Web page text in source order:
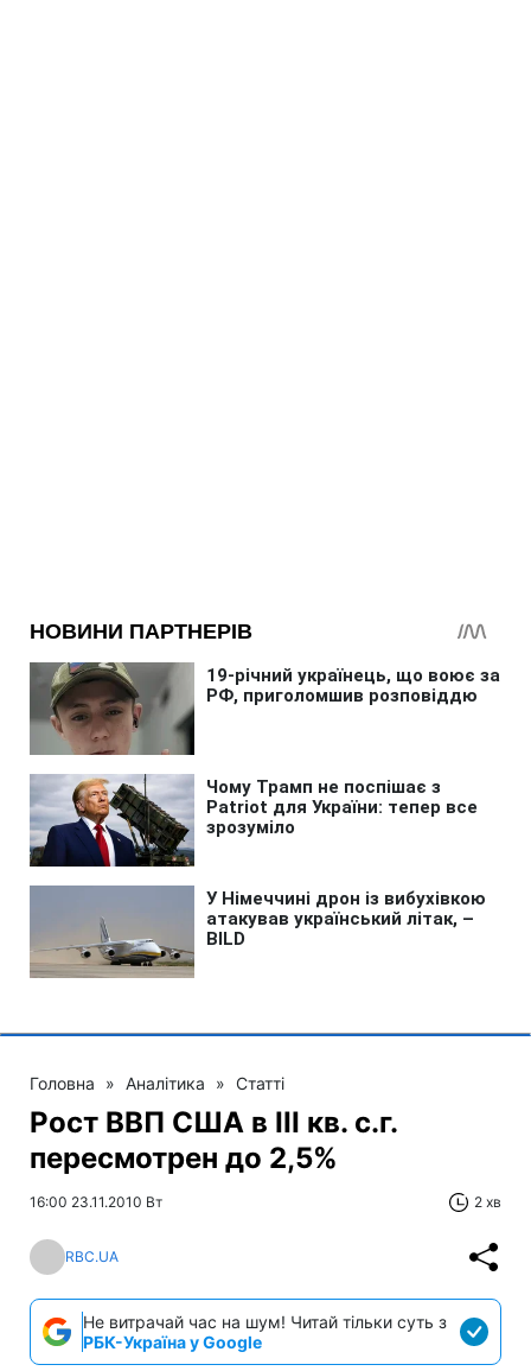
Головна » Аналітика » Статті
Рост ВВП США в III кв. с.г.
пересмотрен до 2,5%
16:00 23.11.2010 Вт 2 хв
RBC.UA
Не витрачай час на шум! Читай тільки суть з
РБК-Україна у Google